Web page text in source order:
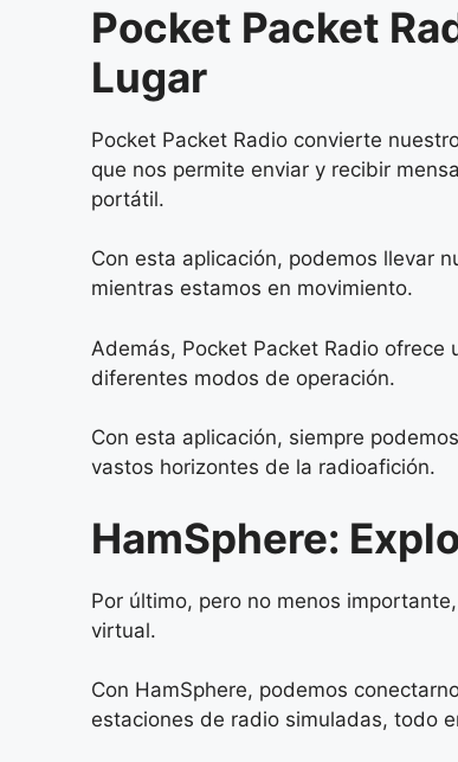
Pocket Packet
Lugar
Pocket Packet Radio convierte
que nos permite enviar y recibir
portátil.
Con esta aplicación, podemos llevar
mientras estamos en movimiento.
Además, Pocket Packet Radio
diferentes modos de operación.
Con esta aplicación, siempre
vastos horizontes de la radioafición.
HamSphere:
Por último, pero no menos
virtual.
Con HamSphere, podemos
estaciones de radio simuladas, todo